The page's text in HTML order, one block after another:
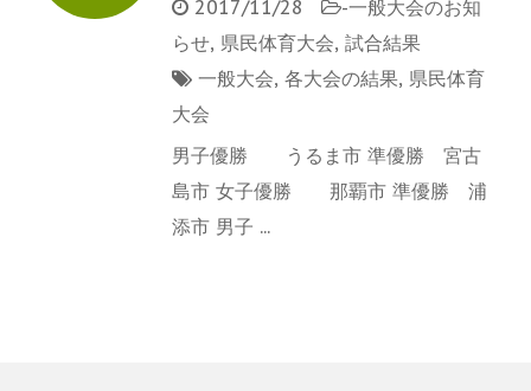
2017/11/28 -一般大会のお知
らせ, 県民体育大会, 試合結果
一般大会, 各大会の結果, 県民体育
大会
男子優勝 うるま市 準優勝 宮古
島市 女子優勝 那覇市 準優勝 浦
添市 男子 ...